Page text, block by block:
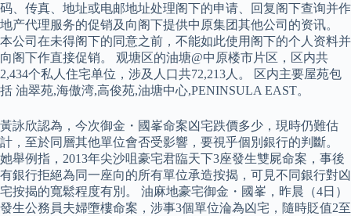
码、传真、地址或电邮地址处理阁下的申请、回复阁下查询并作
地产代理服务的促销及向阁下提供中原集团其他公司的资讯。
本公司在未得阁下的同意之前，不能如此使用阁下的个人资料并
向阁下作直接促销。 观塘区的油塘@中原楼市片区，区内共
2,434个私人住宅单位，涉及人口共72,213人。 区内主要屋苑包
括 油翠苑,海傲湾,高俊苑,油塘中心,PENINSULA EAST。
黃詠欣認為，今次御金・國峯命案凶宅跌價多少，現時仍難估
計，至於同層其他單位會否受影響，要視乎個別銀行的判斷。
她舉例指，2013年尖沙咀豪宅君臨天下3座發生雙屍命案，事後
有銀行拒絕為同一座向的所有單位承造按揭，可見不同銀行對凶
宅按揭的寬鬆程度有別。 油麻地豪宅御金・國峯，昨晨（4日）
發生公務員夫婦墮樓命案，涉事3個單位淪為凶宅，隨時貶值2至